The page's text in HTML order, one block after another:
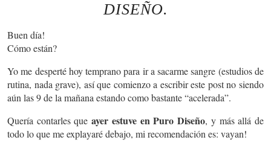
DISEÑO.
Buen día!
Cómo están?
Yo me desperté hoy temprano para ir a sacarme sangre (estudios de
rutina, nada grave), así que comienzo a escribir este post no siendo
aún las 9 de la mañana estando como bastante “acelerada”.
Quería contarles queayer estuve en Puro Diseño, y más allá de
todo lo que me explayaré debajo, mi recomendación es: vayan!